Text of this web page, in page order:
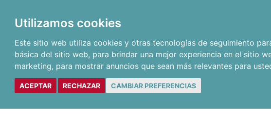
Utilizamos cookies
Este sitio web utiliza cookies y otras tecnologías de seguimiento
básica del sitio web, para brindar una mejor experiencia en el sitio
marketing, para mostrar anuncios que sean más relevantes para
ACEPTAR RECHAZAR CAMBIAR PREFERENCIAS